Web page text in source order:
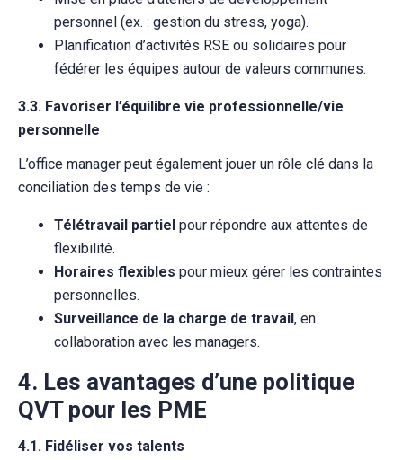
personnel (ex. : gestion du stress, yoga).
Planification d’activités RSE ou solidaires pour
fédérer les équipes autour de valeurs communes.
3.3. Favoriser l’équilibre vie professionnelle/vie
personnelle
L’office manager peut également jouer un rôle clé dans la
conciliation des temps de vie :
Télétravail partiel pour répondre aux attentes de
flexibilité.
Horaires flexibles pour mieux gérer les contraintes
personnelles.
Surveillance de la charge de travail, en
collaboration avec les managers.
4. Les avantages d’une politique
QVT pour les PME
4.1. Fidéliser vos talents